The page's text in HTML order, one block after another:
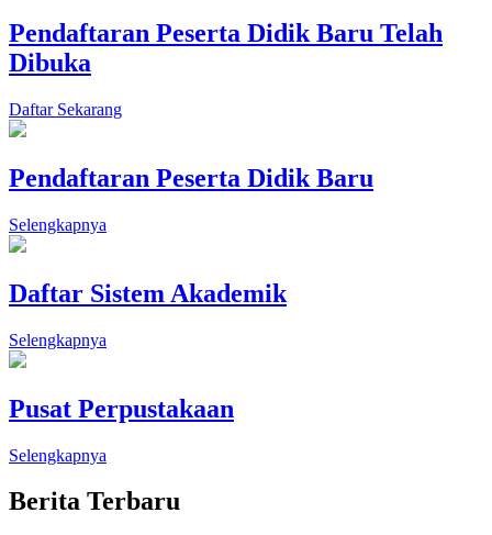
Pendaftaran Peserta Didik Baru Telah
Dibuka
Daftar Sekarang
Pendaftaran Peserta Didik Baru
Selengkapnya
Daftar Sistem Akademik
Selengkapnya
Pusat Perpustakaan
Selengkapnya
Berita Terbaru